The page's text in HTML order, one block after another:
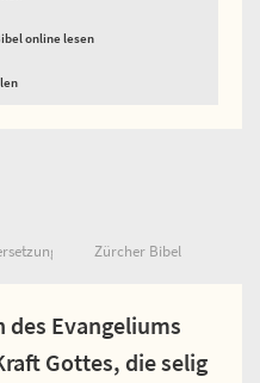
online lesen
Zürcher Bibel
des Evangeliums
Gottes, die selig